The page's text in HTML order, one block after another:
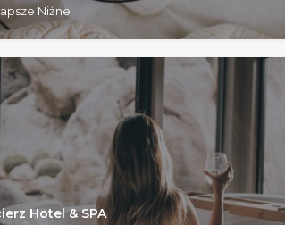
Niżne
Hotel & SPA